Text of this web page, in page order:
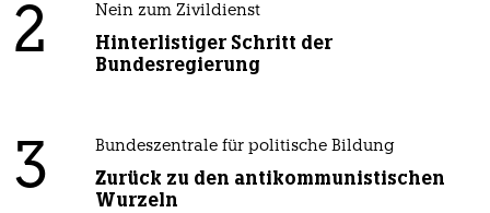
2 Nein zum Zivildienst
Hinterlistiger Schritt der
Bundesregierung
3 Bundeszentrale für politische Bildung
Zurück zu den antikommunistischen
Wurzeln